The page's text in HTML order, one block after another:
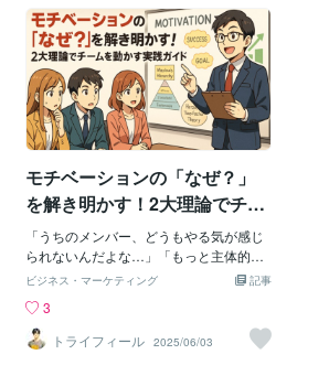
です。
成し遂げた後は承認欲求や自己実現欲求
へとステージを上げました。その意味
で、途上国から日本に出稼ぎに来ている
外国人労働者にとっては日本の会社組織
に適応して稼ぐという社会的欲求（帰属
欲求）を優先する人もまだまだいる状況
でもあります。 さてこの自己実現欲求は
個性を大事にしてそれぞれの能力を発揮
するという意味においては素晴らしいス
テージであると思います。特にこの後の
章で解説するように集団の中の上位層を
育てるにはこのステージまで上がってく
ることを求めることになります。したが
って組織運営のカギとなる人材が育つか
どうかは承認欲求が満たされた人材の中
から自己実現欲求のステージに上がって
くる人をしっかり掴む必要があります。
この自己実現欲求にはさらにもう一段上
モチベーションの「なぜ？」
を解き明かす！2大理論でチー
ムを動かす実践ガイド
「うちのメンバー、どうもやる気が感じ
られないんだよな…」「もっと主体的に
動いてくれたら、どれだけ助かるか…」
な悩みを抱えたことはありませんか？チ
ーム全体のパフォーマンスを上げたい。
メンバー一人ひとりの力をもっと引き出
記事
ビジネス・マーケティング
3
トライフィール 2025/06/03